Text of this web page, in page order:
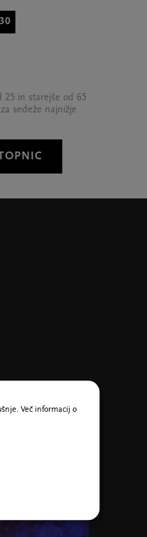
25 in starejše od 65
sedeže najnižje
Več informacij o